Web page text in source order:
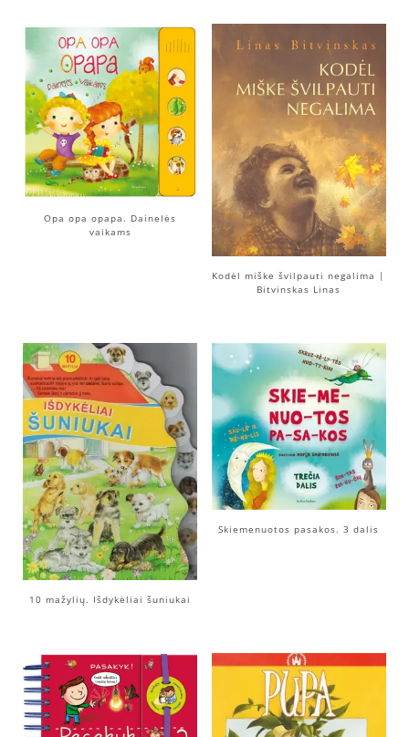
Opa opa opapa. Dainelės
vaikams
Kodėl miške švilpauti negalima |
Bitvinskas Linas
10 mažylių. Išdykėliai šuniukai
Skiemenuotos pasakos. 3 dalis